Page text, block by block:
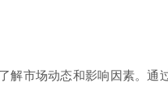
解市场动态和影响因素。